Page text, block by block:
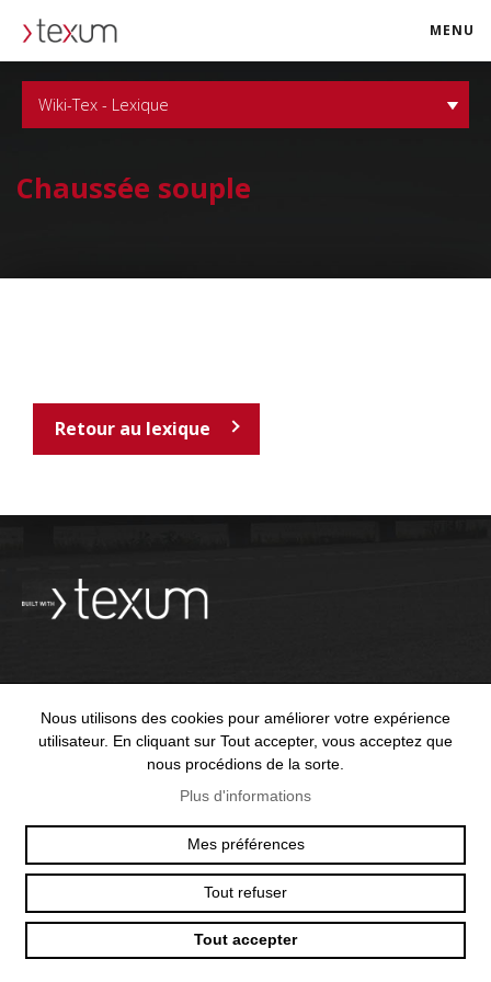
MENU
Wiki-Tex - Lexique
Chaussée souple
Retour au lexique
OFFICE@TEXUM.SWISS
T :+41 26 422 24 31
VY DES CHARETTES 7
CH - 1530 PAYERNE
© 2025 TEXUM SA. ALL RIGHTS RESERVED–POLITIQUE DE
CONFIDENTIALITÉ
Création
Nous utilisons des cookies pour améliorer votre expérience
utilisateur. En cliquant sur Tout accepter, vous acceptez que
nous procédions de la sorte.
Plus d'informations
Mes préférences
Tout refuser
Tout accepter